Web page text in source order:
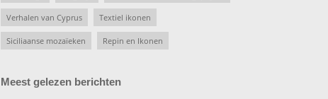
Verhalen van Cyprus Textiel ikonen
Siciliaanse mozaïeken Repin en Ikonen
Meest gelezen berichten